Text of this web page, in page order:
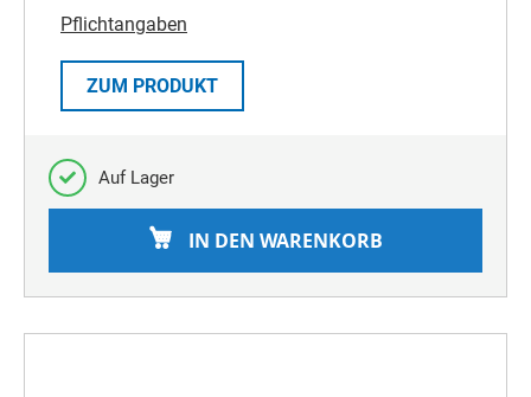
Pflichtangaben
ZUM PRODUKT
Auf Lager
IN DEN WARENKORB